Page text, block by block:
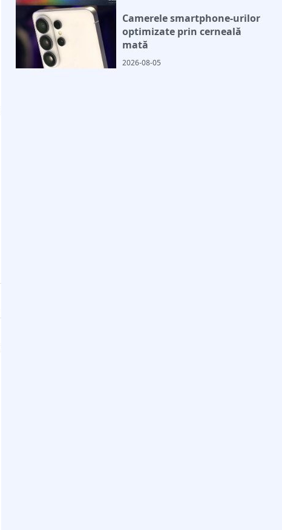
Camerele smartphone-urilor
optimizate prin cerneală
mată
2026-08-05